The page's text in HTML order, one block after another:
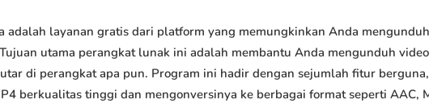
adalah layanan gratis dari platform yang memungkinkan Anda
utama perangkat lunak ini adalah membantu Anda mengunduh
di perangkat apa pun. Program ini hadir dengan sejumlah fitur
berkualitas tinggi dan mengonversinya ke berbagai format seperti AAC,